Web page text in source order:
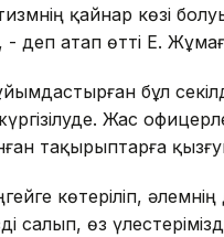
қайнар көзі
- деп атап өтті Е.
бұл
Жас
тақырыптарға
көтеріліп,
салып, өз